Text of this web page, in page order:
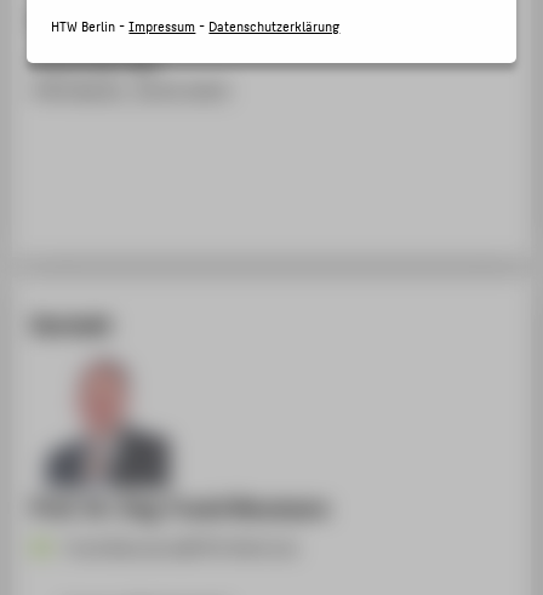
Veranstaltung
eLearning Tage
Kontakt
Prof. Dr.-Ing. Frank Neumann
INFORMATIONEN FÜR
STUDIENINTERESSIERTE
SERVICE
HTW Berlin -Impressum- Datenschutzerklärung